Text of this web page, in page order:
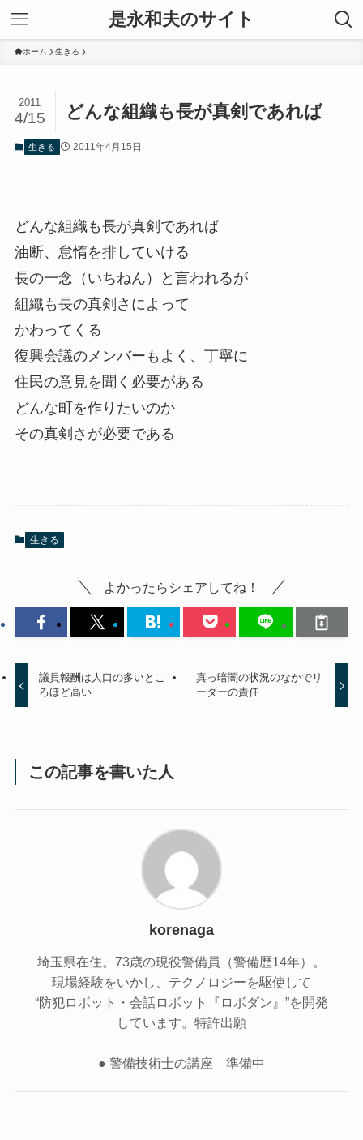
是永和夫のサイト
ホーム 生きる
どんな組織も長が真剣であれば
2011
4/15
生きる 2011年4月15日
どんな組織も長が真剣であれば
油断、怠惰を排していける
長の一念（いちねん）と言われるが
組織も長の真剣さによって
かわってくる
復興会議のメンバーもよく、丁寧に
住民の意見を聞く必要がある
どんな町を作りたいのか
その真剣さが必要である
生きる
よかったらシェアしてね！
議員報酬は人口の多いとこ
ろほど高い
真っ暗闇の状況のなかでリ
ーダーの責任
この記事を書いた人
korenaga
埼玉県在住。73歳の現役警備員（警備歴14年）。
現場経験をいかし、テクノロジーを駆使して
“防犯ロボット・会話ロボット『ロボダン』”を開発
しています。特許出願
● 警備技術士の講座 準備中